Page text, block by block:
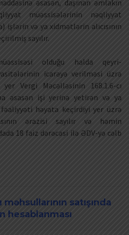
əsasən, daşınan əmlakın
müəssisələrinin nəqliyyat
və ya xidmətlərin alıcısının
sayılır.
olduğu halda qeyri-
icarəyə verilməsi üzrə
Vergi Məcəlləsinin 168.1.6-cı
əsasən işi yerinə yetirən və ya
həyata keçirdiyi yer üzrə
ərazisi sayılır və həmin
18 faiz dərəcəsi ilə ƏDV-yə cəlb
satışında
hesablanması